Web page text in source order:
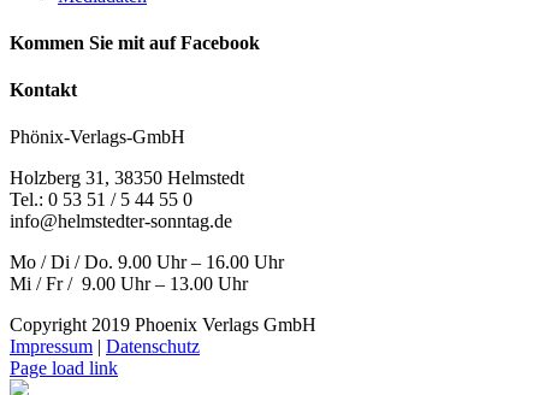
Kommen Sie mit auf Facebook
Kontakt
Phönix-Verlags-GmbH
Holzberg 31, 38350 Helmstedt
Tel.: 0 53 51 / 5 44 55 0
info@helmstedter-sonntag.de
Mo / Di / Do. 9.00 Uhr – 16.00 Uhr
Mi / Fr / 9.00 Uhr – 13.00 Uhr
Copyright 2019 Phoenix Verlags GmbH
Impressum
Datenschutz
Page load link